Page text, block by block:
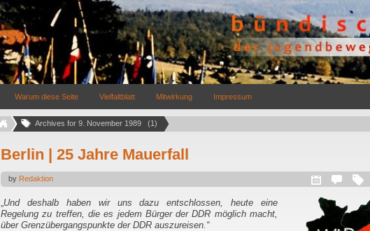
Warum diese Seite Vielfaltblatt Mitwirkung Impressum
Archives for 9. November 1989   (1)
Berlin | 25 Jahre Mauerfall
by Redaktion
Und deshalb haben wir uns dazu entschlossen, heute eine
Regelung zu treffen, die es jedem Bürger der DDR möglich macht,
über Grenzübergangspunkte der DDR auszureisen.“